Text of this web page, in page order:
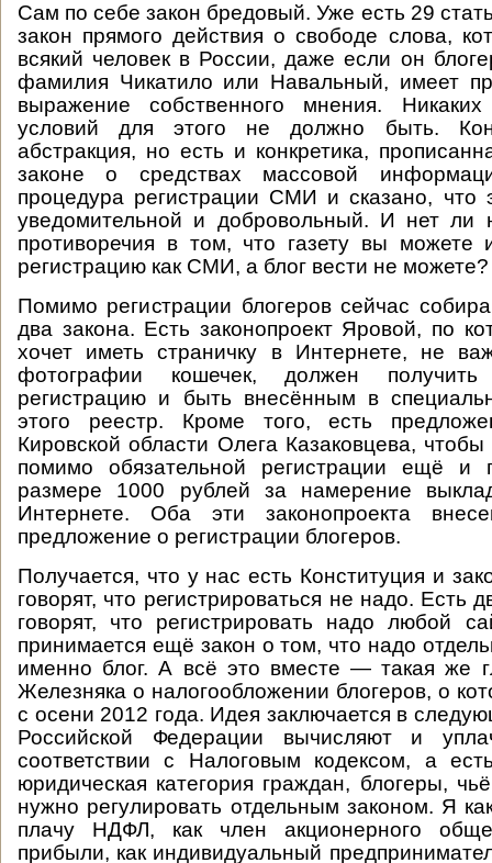
Сам по себе закон бредовый. Уже есть 29
закон прямого действия о свободе слова,
всякий человек в России, даже если он
фамилия Чикатило или Навальный, имеет
выражение собственного мнения. Никаких
условий для этого не должно быть.
абстракция, но есть и конкретика,
законе о средствах массовой
процедура регистрации СМИ и сказано, что
уведомительной и добровольный. И нет ли
противоречия в том, что газету вы можете
регистрацию как СМИ, а блог вести не можете?
Помимо регистрации блогеров сейчас
два закона. Есть законопроект Яровой, по
хочет иметь страничку в Интернете, не
фотографии кошечек, должен получить
регистрацию и быть внесённым в
этого реестр. Кроме того, есть
Кировской области Олега Казаковцева,
помимо обязательной регистрации ещё
размере 1000 рублей за намерение
Интернете. Оба эти законопроекта
предложение о регистрации блогеров.
Получается, что у нас есть Конституция и
говорят, что регистрироваться не надо. Есть
говорят, что регистрировать надо любой
принимается ещё закон о том, что надо
именно блог. А всё это вместе — такая же
Железняка о налогообложении блогеров, о
с осени 2012 года. Идея заключается в
Российской Федерации вычисляют и
соответствии с Налоговым кодексом, а
юридическая категория граждан, блогеры,
нужно регулировать отдельным законом. Я
плачу НДФЛ, как член акционерного
прибыли, как индивидуальный